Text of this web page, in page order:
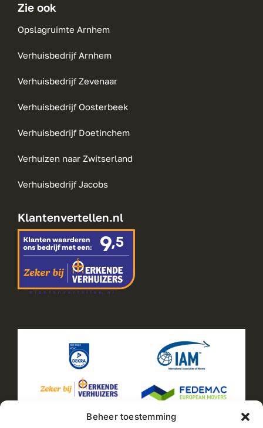
Beheer toestemming
Zie ook
Opslagruimte Arnhem
Verhuisbedrijf Arnhem
Verhuisbedrijf Zevenaar
Verhuisbedrijf Oosterbeek
Verhuisbedrijf Doetinchem
Verhuizen naar Zwitserland
Verhuisbedrijf Jacobs
Klantenvertellen.nl